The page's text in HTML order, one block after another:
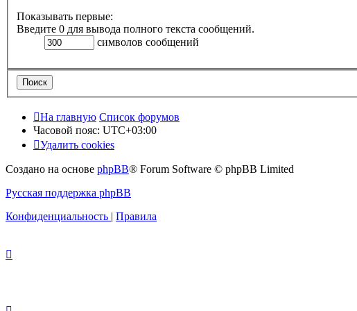
Показывать первые:
Введите 0 для вывода полного текста сообщений.
символов сообщений
На главную Список форумов
Часовой пояс: UTC+03:00
Удалить cookies
Создано на основе phpBB® Forum Software © phpBB Limited
Русская поддержка phpBB
Конфиденциальность | Правила